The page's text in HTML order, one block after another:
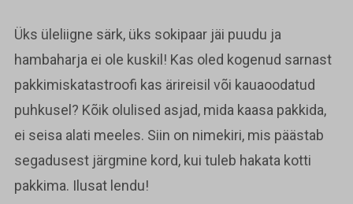
Üks üleliigne särk, üks sokipaar jäi puudu ja
hambaharja ei ole kuskil! Kas oled kogenud sarnast
pakkimiskatastroofi kas ärireisil või kauaoodatud
puhkusel? Kõik olulised asjad, mida kaasa pakkida,
ei seisa alati meeles. Siin on nimekiri, mis päästab
segadusest järgmine kord, kui tuleb hakata kotti
pakkima. Ilusat lendu!